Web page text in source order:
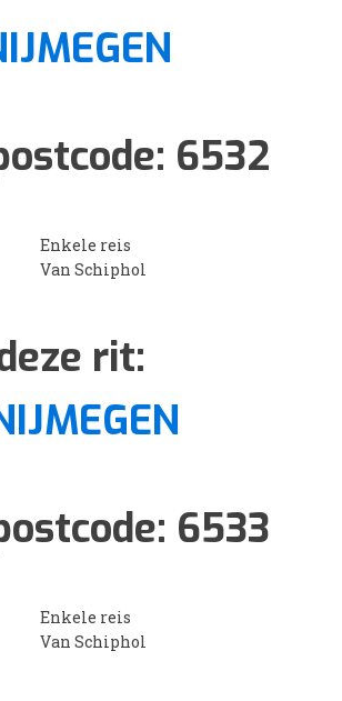
6532
Enkele reis
Van Schiphol
rit:
6533
Enkele reis
Van Schiphol